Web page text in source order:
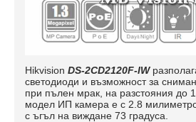
Hikvision DS-2CD2120F-IW
светодиоди и възможност за
при пълен мрак, на разстояния до
модел ИП камера е с 2.8
с ъгъл на виждане 73 градуса.